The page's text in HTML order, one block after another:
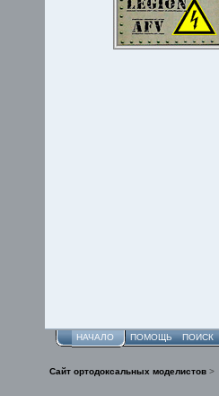
НАЧАЛО ПОМОЩЬ ПОИСК
Сайт ортодоксальных моделистов >